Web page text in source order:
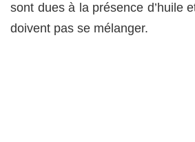
sont dues à la présence d’huile
doivent pas se mélanger.